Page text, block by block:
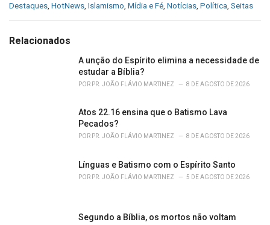
C
e
Destaques, HotNews, Islamismo, Mídia e Fé, Notícias, Política, Seitas
Relacionados
A unção do Espírito elimina a necessidade de
estudar a Bíblia?
POR PR. JOÃO FLÁVIO MARTINEZ 8 DE AGOSTO DE 2026
Atos 22.16 ensina que o Batismo Lava
Pecados?
POR PR. JOÃO FLÁVIO MARTINEZ 8 DE AGOSTO DE 2026
Línguas e Batismo com o Espírito Santo
POR PR. JOÃO FLÁVIO MARTINEZ 5 DE AGOSTO DE 2026
Segundo a Bíblia, os mortos não voltam